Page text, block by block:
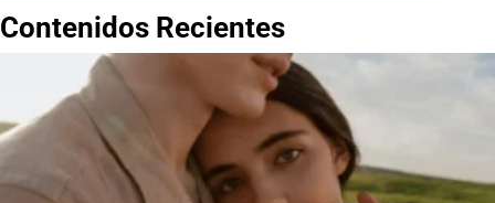
Contenidos Recientes